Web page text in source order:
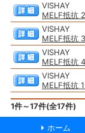
VISHAY
MELF抵抗
VISHAY
MELF抵抗
VISHAY
MELF抵抗
VISHAY
MELF抵抗
1件～17件(全17件)
ホーム